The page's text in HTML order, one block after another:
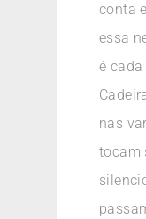
conta
essa
é
nas
tocam